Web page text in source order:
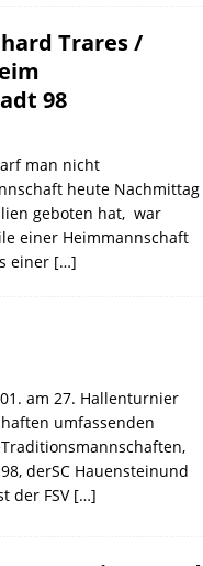
Trares /
98
man nicht
heute Nachmittag
geboten hat, war
einer Heimmannschaft
einer […]
am 27. Hallenturnier
umfassenden
derSC Hauensteinund
der FSV […]